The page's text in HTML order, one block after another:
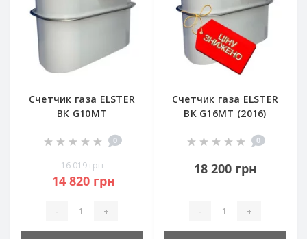
Счетчик газа ELSTER
BK G10MT
0
16 019 грн
14 820 грн
- +
Счетчик газа ELSTER
BK G16MT (2016)
0
18 200 грн
- +